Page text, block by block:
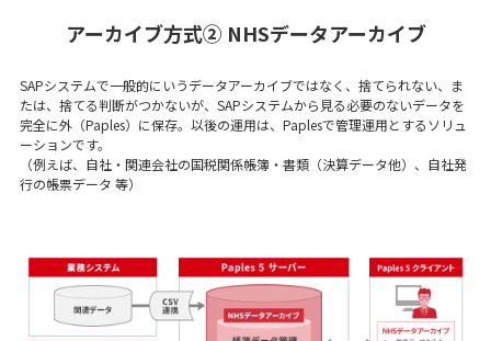
アーカイブ方式② NHSデータアーカイブ
SAPシステムで⼀般的にいうデータアーカイブではなく、捨てられない、ま
たは、捨てる判断がつかないが、SAPシステムから⾒る必要のないデータを
完全に外（Paples）に保存。以後の運⽤は、Paplesで管理運⽤とするソリュ
ーションです。
（例えば、⾃社・関連会社の国税関係帳簿・書類（決算データ他）、⾃社発
⾏の帳票データ 等）